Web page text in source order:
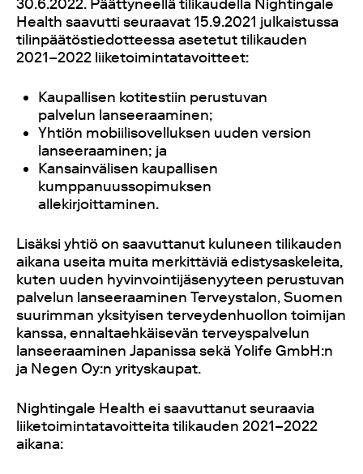
30.6.2022. Päättyneellä tilikaudella Nightingale
Health saavutti seuraavat 15.9.2021 julkaistussa
tilinpäätöstiedotteessa asetetut tilikauden
2021–2022 liiketoimintatavoitteet:
Kaupallisen kotitestiin perustuvan
palvelun lanseeraaminen;
Yhtiön mobiilisovelluksen uuden version
lanseeraaminen; ja
Kansainvälisen kaupallisen
kumppanuussopimuksen
allekirjoittaminen.
Lisäksi yhtiö on saavuttanut kuluneen tilikauden
aikana useita muita merkittäviä edistysaskeleita,
kuten uuden hyvinvointijäsenyyteen perustuvan
palvelun lanseeraaminen Terveystalon, Suomen
suurimman yksityisen terveydenhuollon toimijan
kanssa, ennaltaehkäisevän terveyspalvelun
lanseeraaminen Japanissa sekä Yolife GmbH:n
ja Negen Oy:n yrityskaupat.
Nightingale Health ei saavuttanut seuraavia
liiketoimintatavoitteita tilikauden 2021–2022
aikana: